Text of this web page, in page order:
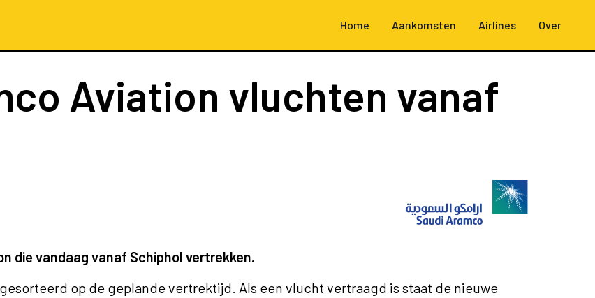
Home Aankomsten Airlines Over
Aviation vluchten vanaf
die vandaag vanaf Schiphol vertrekken.
op de geplande vertrektijd. Als een vlucht vertraagd is staat de nieuwe